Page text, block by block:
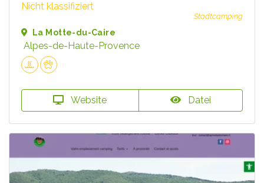
Nicht klassifiziert
Stadtcamping
La Motte-du-Caire
Alpes-de-Haute-Provence
Website Datei